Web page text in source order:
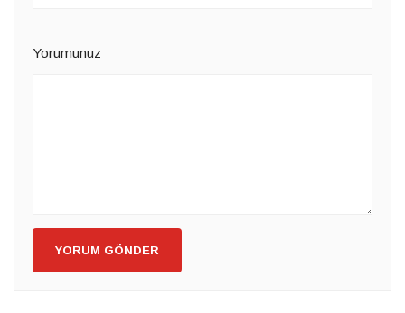
Yorumunuz
YORUM GÖNDER